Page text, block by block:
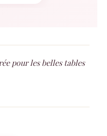
pour les belles tables